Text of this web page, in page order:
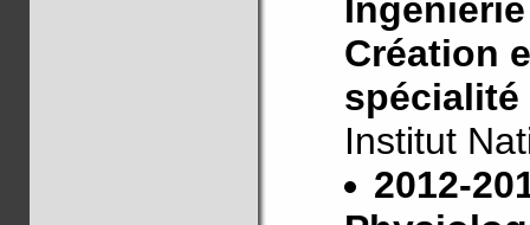
Création
spécialité
Institut
2012-